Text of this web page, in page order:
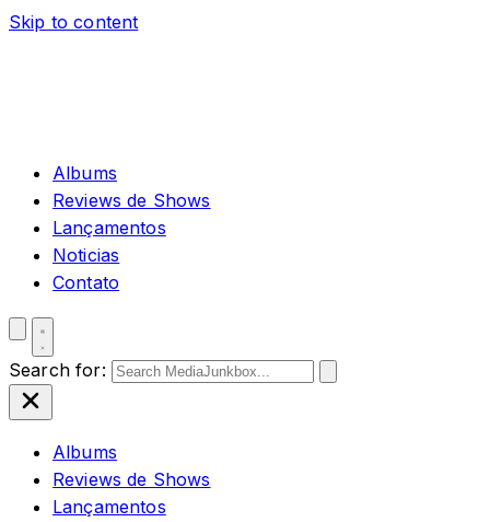
Skip to content
Albums
Reviews de Shows
Lançamentos
Noticias
Contato
Search for:
Albums
Reviews de Shows
Lançamentos